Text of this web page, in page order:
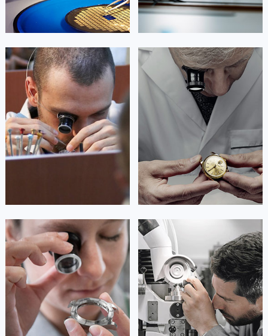
艾德琳·亚历桑德拉
资深帕玛强尼技师
是帕玛强尼售后服务中心
(帕玛强尼保养维修中心)
的高级技师之一
Guangzhou parmigiani Maintain
center
艾莉森·安吉莉亚
资深帕玛强尼技师
是帕玛强尼售后服务中心
(帕玛强尼保养维修中心)
的高级技师之一
Shenzhen parmigiani Maintain center
 深圳帕玛强尼维修
安尼塔·阿普里尔
资深帕玛强尼技师
是帕玛强尼售后服务中心
(帕玛强尼保养维修中心)
的高级技师之一
Tianjin parmigiani Maintain center
 天津帕玛强尼维修
贝亚特·布兰奇
资深帕玛强尼技师
是帕玛强尼售后服务中心
(帕玛强尼保养维修中心)
的高级技师之一
Nanjing parmigiani Maintain center
 上海帕玛强尼保养